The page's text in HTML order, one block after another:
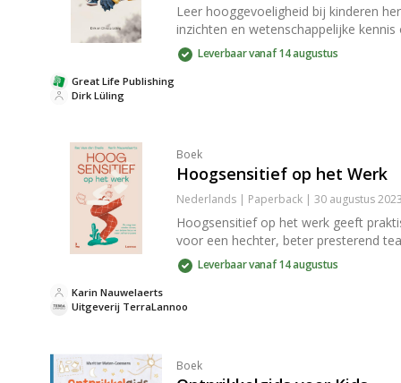
Leer hooggevoeligheid bij kinderen
inzichten en wetenschappelijke
Leverbaar vanaf 14 augustus
Dirk Lüling
Great Life Publishing
Boek
Hoogsensitief op het Werk
Nederlands | Paperback | 30 augustus
Hoogsensitief op het werk geeft
voor een hechter, beter presterend
Leverbaar vanaf 14 augustus
Uitgeverij TerraLannoo
Karin Nauwelaerts
Boek